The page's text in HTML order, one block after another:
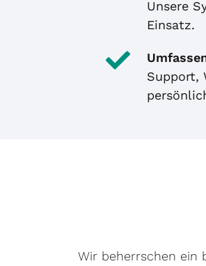
Unsere
Einsatz.
Support,
Wir beherrschen ein